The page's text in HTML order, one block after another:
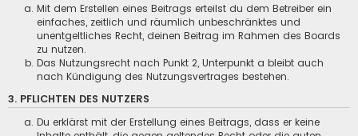
Mit dem Erstellen eines Beitrags erteilst du dem Betreiber ein
einfaches, zeitlich und räumlich unbeschränktes und
unentgeltliches Recht, deinen Beitrag im Rahmen des Boards
zu nutzen.
Das Nutzungsrecht nach Punkt 2, Unterpunkt a bleibt auch
nach Kündigung des Nutzungsvertrages bestehen.
3. PFLICHTEN DES NUTZERS
Du erklärst mit der Erstellung eines Beitrags, dass er keine